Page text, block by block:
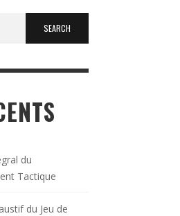
du
Tactique
du Jeu de